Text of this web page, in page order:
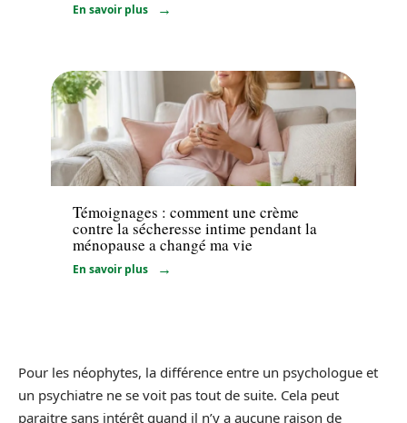
En savoir plus
Bien-être
Témoignages : comment une crème
contre la sécheresse intime pendant la
ménopause a changé ma vie
En savoir plus
Pour les néophytes, la différence entre un psychologue et
un psychiatre ne se voit pas tout de suite. Cela peut
paraitre sans intérêt quand il n’y a aucune raison de